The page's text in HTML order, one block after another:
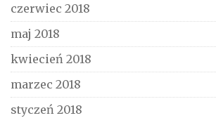
czerwiec 2018
maj 2018
kwiecień 2018
marzec 2018
styczeń 2018